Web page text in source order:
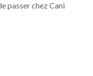
passer chez Cani